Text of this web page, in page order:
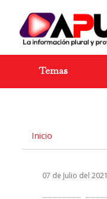
Temas
Inicio
07 de Julio del 2021